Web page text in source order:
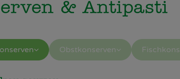
& Antipasti
Obstkonserven